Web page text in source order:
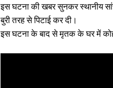
इस घटना की खबर सुनकर स्थानीय
बुरी तरह से पिटाई कर दी।
इस घटना के बाद से मृतक के घर में